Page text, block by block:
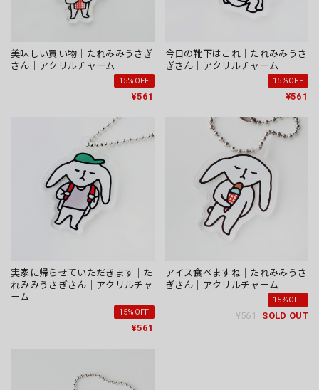
美味しい買い物｜たれみみうさぎ
さん｜アクリルチャーム
15%OFF
¥561
今日の靴下はこれ｜たれみみうさ
ぎさん｜アクリルチャーム
15%OFF
¥561
実家に帰らせていただきます｜た
れみみうさぎさん｜アクリルチャ
ーム
15%OFF
¥561
アイス食べますね｜たれみみうさ
ぎさん｜アクリルチャーム
15%OFF
¥561 SOLD OUT